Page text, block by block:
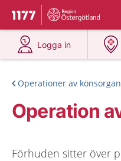
Till startsidan för 1177
Du har valt region
Logga in
på 1177.se
Operationer av
Operation
Förhuden sitter över